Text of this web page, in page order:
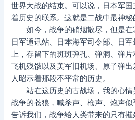
世界大战的结束。可以说，日本军
着历史的联系。这就是二战中最神秘
如今，战争的硝烟散尽，但是在
日军通讯站、日本海军司令部、日
上，存留下的斑斑弹孔、弹洞、弹片
飞机残骸以及美军旧机场、原子弹
人昭示着那段不平常的历史。
站在这历史的古战场，我的心情
战争的苍狼，喊杀声、枪声、炮声
告诉我们，战争给人类带来的只有